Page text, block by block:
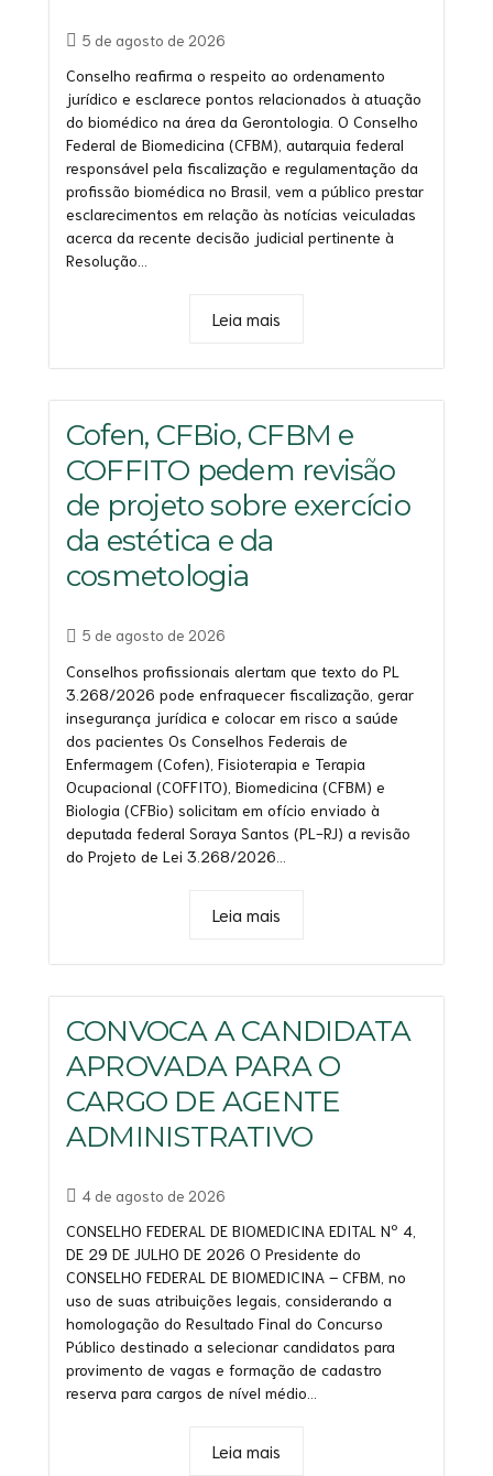
5 de agosto de 2026
Conselho reafirma o respeito ao ordenamento
jurídico e esclarece pontos relacionados à atuação
do biomédico na área da Gerontologia. O Conselho
Federal de Biomedicina (CFBM), autarquia federal
responsável pela fiscalização e regulamentação da
profissão biomédica no Brasil, vem a público prestar
esclarecimentos em relação às notícias veiculadas
acerca da recente decisão judicial pertinente à
Resolução...
Leia mais
Cofen, CFBio, CFBM e
COFFITO pedem revisão
de projeto sobre exercício
da estética e da
cosmetologia
5 de agosto de 2026
Conselhos profissionais alertam que texto do PL
3.268/2026 pode enfraquecer fiscalização, gerar
insegurança jurídica e colocar em risco a saúde
dos pacientes Os Conselhos Federais de
Enfermagem (Cofen), Fisioterapia e Terapia
Ocupacional (COFFITO), Biomedicina (CFBM) e
Biologia (CFBio) solicitam em ofício enviado à
deputada federal Soraya Santos (PL-RJ) a revisão
do Projeto de Lei 3.268/2026...
Leia mais
CONVOCA A CANDIDATA
APROVADA PARA O
CARGO DE AGENTE
ADMINISTRATIVO
4 de agosto de 2026
CONSELHO FEDERAL DE BIOMEDICINA EDITAL Nº 4,
DE 29 DE JULHO DE 2026 O Presidente do
CONSELHO FEDERAL DE BIOMEDICINA – CFBM, no
uso de suas atribuições legais, considerando a
homologação do Resultado Final do Concurso
Público destinado a selecionar candidatos para
provimento de vagas e formação de cadastro
reserva para cargos de nível médio...
Leia mais